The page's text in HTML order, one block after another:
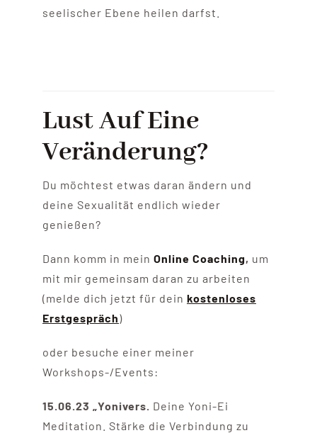
seelischer Ebene heilen darfst.
Lust Auf Eine
Veränderung?
Du möchtest etwas daran ändern und
deine Sexualität endlich wieder
genießen?
Dann komm in mein Online Coaching, um
mit mir gemeinsam daran zu arbeiten
(melde dich jetzt für dein kostenloses
Erstgespräch)
oder besuche einer meiner
Workshops-/Events:
15.06.23 „Yonivers. Deine Yoni-Ei
Meditation. Stärke die Verbindung zu